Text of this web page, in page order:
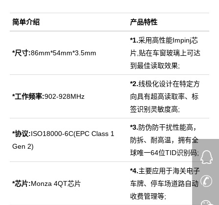
简单介绍 产品特性
*尺寸:86mm*54mm*3.5mm
*1.采用高性能Impinj芯
片,贴在车窗玻璃上可达
到最佳读取效果;
*工作频率:902-928MHz
*2.线极化设计在特定方
向具有超高读取率、标
签识别灵敏度高;
*协议:ISO18000-6C(EPC Class 1
Gen 2)
*3.防伪防干扰性能高，
防拆、耐高温，拥有全
球唯一64位TID识别码;
*芯片:Monza 4QT芯片
*4.主要应用于海关电子
车牌、停车场道路自动
收费管理等;